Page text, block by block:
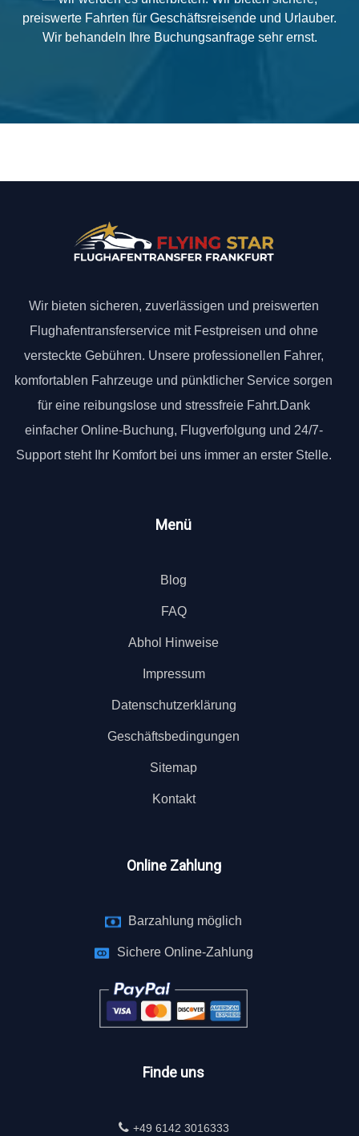
preiswerte Fahrten für Geschäftsreisende und Urlauber.
Wir behandeln Ihre Buchungsanfrage sehr ernst.
Wir bieten sicheren, zuverlässigen und preiswerten
Flughafentransferservice mit Festpreisen und ohne
versteckte Gebühren. Unsere professionellen Fahrer,
komfortablen Fahrzeuge und pünktlicher Service sorgen
für eine reibungslose und stressfreie Fahrt.Dank
einfacher Online-Buchung, Flugverfolgung und 24/7-
Support steht Ihr Komfort bei uns immer an erster Stelle.
Menü
Blog
FAQ
Abhol Hinweise
Impressum
Datenschutzerklärung
Geschäftsbedingungen
Sitemap
Kontakt
Online Zahlung
Barzahlung möglich
Sichere Online-Zahlung
Finde uns
+49 6142 3016333